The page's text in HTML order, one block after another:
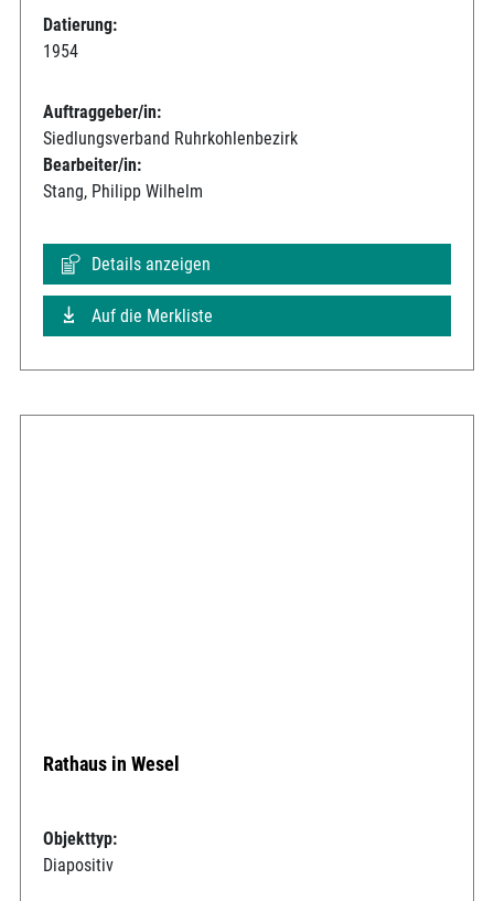
Datierung:
1954
Auftraggeber/in:
Siedlungsverband Ruhrkohlenbezirk
Bearbeiter/in:
Stang, Philipp Wilhelm
Details anzeigen
Auf die Merkliste
Rathaus in Wesel
Objekttyp:
Diapositiv